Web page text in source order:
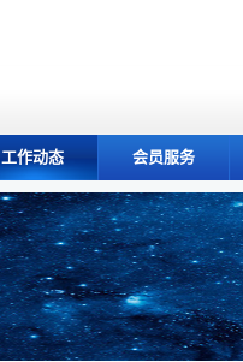
工作动态 会员服务